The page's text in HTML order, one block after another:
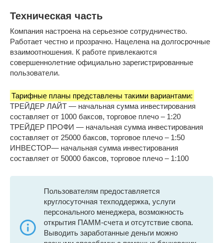
Техническая часть
Компания настроена на серьезное сотрудничество.
Работает честно и прозрачно. Нацелена на долгосрочные
взаимоотношения. К работе привлекаются
совершеннолетние официально зарегистрированные
пользователи.
Тарифные планы представлены такими вариантами:
ТРЕЙДЕР ЛАЙТ — начальная сумма инвестирования
составляет от 1000 баксов, торговое плечо – 1:20
ТРЕЙДЕР ПРОФИ — начальная сумма инвестирования
составляет от 25000 баксов, торговое плечо – 1:50
ИНВЕСТОР— начальная сумма инвестирования
составляет от 50000 баксов, торговое плечо – 1:100
Пользователям предоставляется
круглосуточная техподдержка, услуги
персонального менеджера, возможность
открытия ПАММ-счета и отсутствие свопа.
Выводить заработанные деньги можно